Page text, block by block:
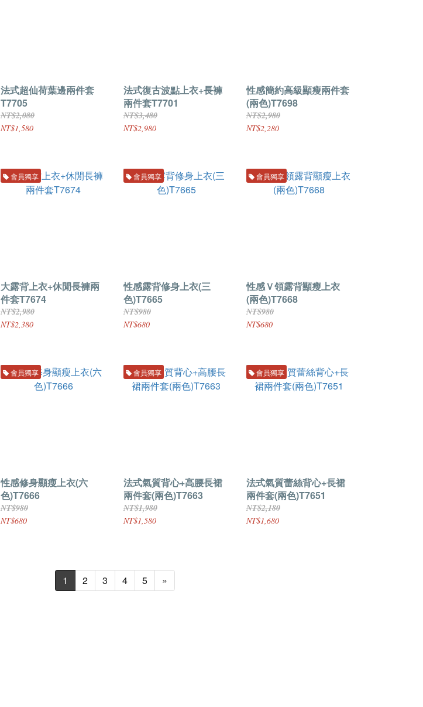
法式超仙荷葉邊兩件套
T7705
NT$2,080
NT$1,580
法式復古波點上衣+長褲
兩件套T7701
NT$3,480
NT$2,980
性感簡約高級顯瘦兩件套
(兩色)T7698
NT$2,980
NT$2,280
會員獨享
大露背上衣+休閒長褲兩
件套T7674
NT$2,980
NT$2,380
會員獨享
性感露背修身上衣(三
色)T7665
NT$980
NT$680
會員獨享
性感Ｖ領露背顯瘦上衣
(兩色)T7668
NT$980
NT$680
會員獨享
性感修身顯瘦上衣(六
色)T7666
NT$980
NT$680
會員獨享
法式氣質背心+高腰長裙
兩件套(兩色)T7663
NT$1,980
NT$1,580
會員獨享
法式氣質蕾絲背心+長裙
兩件套(兩色)T7651
NT$2,180
NT$1,680
1 2 3 4 5 »